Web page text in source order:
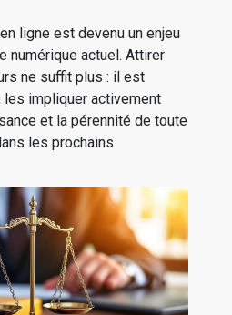
ligne est devenu un enjeu
numérique actuel. Attirer
ne suffit plus : il est
impliquer activement
et la pérennité de toute
les prochains